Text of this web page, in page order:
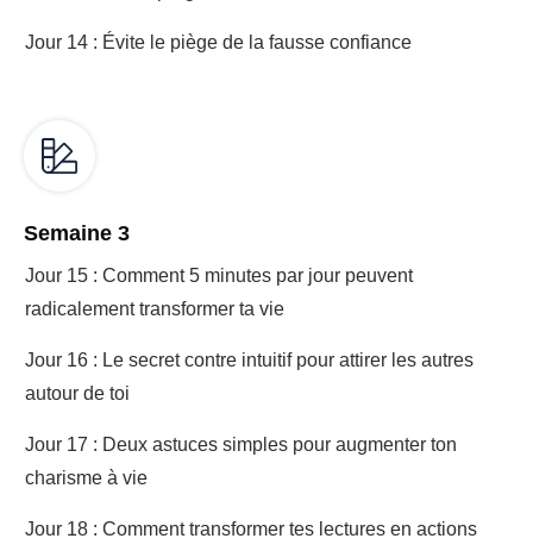
Jour 14 : Évite le piège de la fausse confiance
Semaine 3
Jour 15 : Comment 5 minutes par jour peuvent
radicalement transformer ta vie
Jour 16 : Le secret contre intuitif pour attirer les autres
autour de toi
Jour 17 : Deux astuces simples pour augmenter ton
charisme à vie
Jour 18 : Comment transformer tes lectures en actions